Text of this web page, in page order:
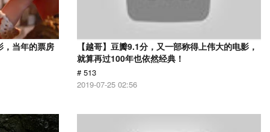
，当年的票房
【越哥】豆瓣9.1分，又一部称得上伟大的电影，
就算再过100年也依然经典！
# 513
2019-07-25 02:56